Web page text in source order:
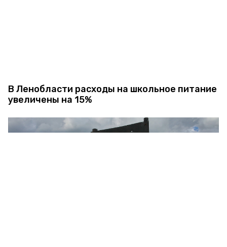
В Ленобласти расходы на школьное питание
увеличены на 15%